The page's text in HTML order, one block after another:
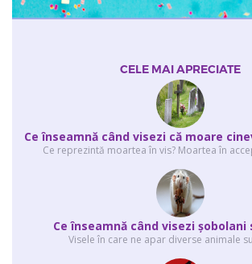
CELE MAI APRECIATE
Ce reprezintă moartea în vis? Moartea în
Ce înseamnă când visezi şobolani
Visele în care ne apar diverse animale